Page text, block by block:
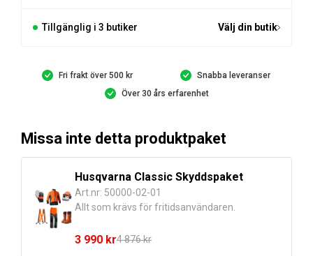
Tillgänglig i 3 butiker Välj din butik
Fri frakt över 500 kr
Snabba leveranser
Över 30 års erfarenhet
Missa inte detta produktpaket
Husqvarna Classic Skyddspaket
Art.nr: 50000-02-01
Allt som krävs för fritidsanvändaren.
4 876kr
Det
3 990 kr
Det